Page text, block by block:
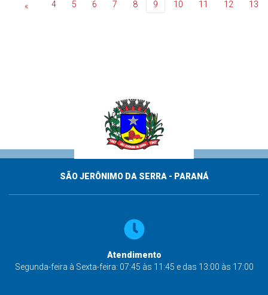
« 4 5 6 7 8 9 10 11 12 13
SÃO JERÔNIMO DA SERRA - PARANÁ
Atendimento
Segunda-feira à Sexta-feira: 07:45 às 11:45 e das 13:00 às 17:00